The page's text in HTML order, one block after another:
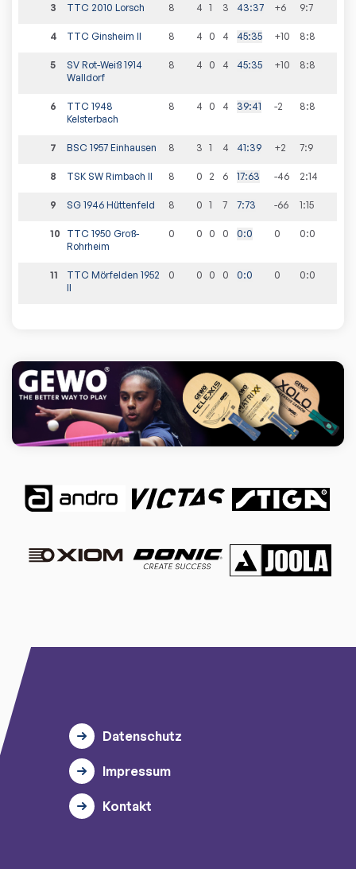
3 TTC 2010 Lorsch 8 4 1 3 43:37 +6 9:7
4 TTC Ginsheim II 8 4 0 4 45:35 +10 8:8
5
SV Rot-Weiß 1914
Walldorf
8 4 0 4 45:35 +10 8:8
6
TTC 1948
Kelsterbach
8 4 0 4 39:41 -2 8:8
7 BSC 1957 Einhausen 8 3 1 4 41:39 +2 7:9
8 TSK SW Rimbach II 8 0 2 6 17:63 -46 2:14
9 SG 1946 Hüttenfeld 8 0 1 7 7:73 -66 1:15
10
TTC 1950 Groß-
Rohrheim
0 0 0 0 0:0 0 0:0
11
TTC Mörfelden 1952
II
0 0 0 0 0:0 0 0:0
Datenschutz
Impressum
Kontakt